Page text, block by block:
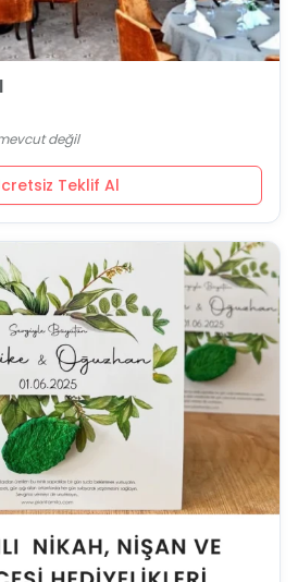
değil
Teklif Al